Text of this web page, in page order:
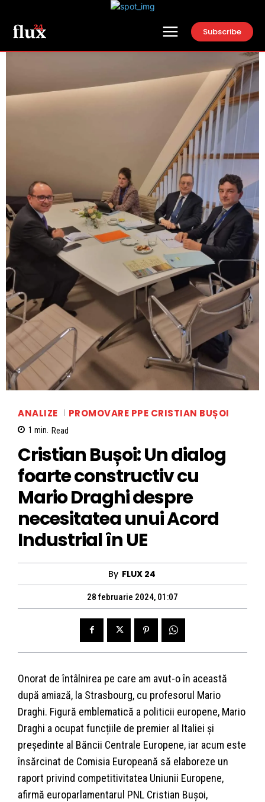
Subscribe
ANALIZE PROMOVARE PPE CRISTIAN BUȘOI
1 min. Read
Cristian Bușoi: Un dialog
foarte constructiv cu
Mario Draghi despre
necesitatea unui Acord
Industrial în UE
By FLUX 24
28 februarie 2024, 01:07
Onorat de întâlnirea pe care am avut-o în această
după amiază, la Strasbourg, cu profesorul Mario
Draghi. Figură emblematică a politicii europene, Mario
Draghi a ocupat funcțiile de premier al Italiei și
președinte al Băncii Centrale Europene, iar acum este
însărcinat de Comisia Europeană să elaboreze un
raport privind competitivitatea Uniunii Europene,
afirmă europarlamentarul PNL Cristian Bușoi,